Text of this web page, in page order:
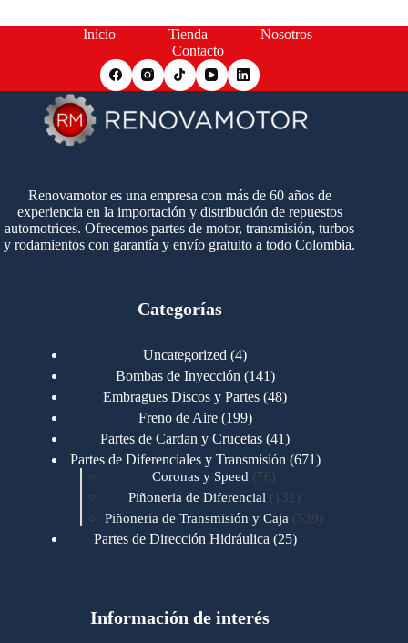
Inicio Tienda
Nosotros
Contacto
Renovamotor es una empresa con más de 60 años de
experiencia en la importación y distribución de repuestos
automotrices. Ofrecemos partes de motor, transmisión, turbos
y rodamientos con garantía y envío gratuito a todo Colombia.
Categorías
Uncategorized 44
productos
Bombas de Inyección 141141
productos
Embragues Discos y Partes 4848
Freno de Aire 199199
productos
Partes de Cardan y Crucetas 4141
productos
Partes de Diferenciales y Transmisión 671671
Coronas y Speed 7676
productos
Piñoneria de Diferencial 132 132
productos
Piñoneria de Transmisión y Caja 539539
Partes de Dirección Hidráulica 2525
Motores Cummins 723
Información de interés